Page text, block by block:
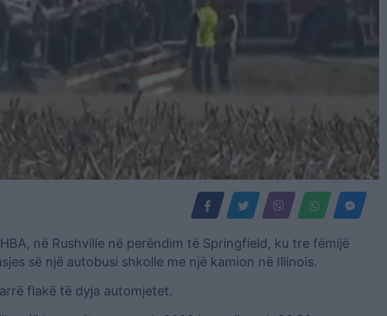
në Rushville në perëndim të Springfield, ku tre fëmijë
së një autobusi shkolle me një kamion në Illinois.
flakë të dyja automjetet.